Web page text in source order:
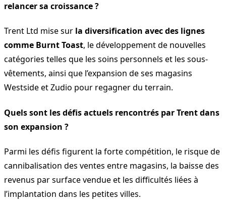
relancer sa croissance ?
Trent Ltd mise sur la diversification avec des lignes
comme Burnt Toast, le développement de nouvelles
catégories telles que les soins personnels et les sous-
vêtements, ainsi que l’expansion de ses magasins
Westside et Zudio pour regagner du terrain.
Quels sont les défis actuels rencontrés par Trent dans
son expansion ?
Parmi les défis figurent la forte compétition, le risque de
cannibalisation des ventes entre magasins, la baisse des
revenus par surface vendue et les difficultés liées à
l’implantation dans les petites villes.